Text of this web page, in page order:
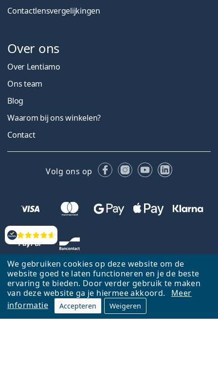
We gebruiken cookies op deze website om de
website goed te laten functioneren en je de beste
ervaring te bieden. Door verder gebruik te maken
van deze website ga je hiermee akkoord.
Meer
informatie
Accepteren Weigeren
Beoordelingen
Contactlensvergelijkingen
Over ons
Over Lentiamo
Ons team
Blog
Waarom bij ons winkelen?
Contact
Volg ons op FacebookInstagram
YouTubeLinkedIn
Terug naar de homepagina Ga omhoog